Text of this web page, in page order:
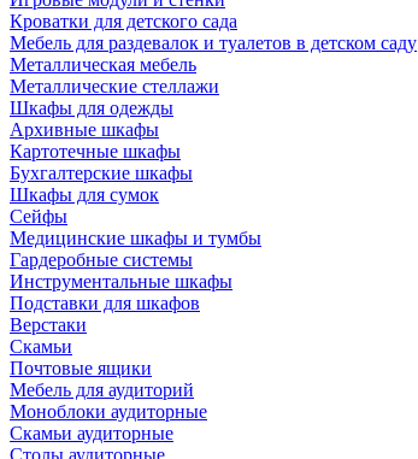
Кроватки для детского сада
Мебель для раздевалок и туалетов в детском саду
Металлическая мебель
Металлические стеллажи
Шкафы для одежды
Архивные шкафы
Картотечные шкафы
Бухгалтерские шкафы
Шкафы для сумок
Сейфы
Медицинские шкафы и тумбы
Гардеробные системы
Инструментальные шкафы
Подставки для шкафов
Верстаки
Скамьи
Почтовые ящики
Мебель для аудиторий
Моноблоки аудиторные
Скамьи аудиторные
Столы аудиторные